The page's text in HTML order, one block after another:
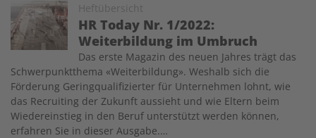
Heftübersicht
HR Today Nr. 1/2022:
Weiterbildung im Umbruch
Image
Das erste Magazin des neuen Jahres trägt das
Schwerpunktthema «Weiterbildung». Weshalb sich die
Förderung Geringqualifizierter für Unternehmen lohnt, wie
das Recruiting der Zukunft aussieht und wie Eltern beim
Wiedereinstieg in den Beruf unterstützt werden können,
erfahren Sie in dieser Ausgabe.…